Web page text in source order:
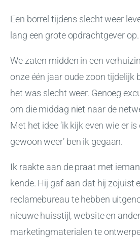
Een borrel tijdens slecht weer
lang een grote opdrachtgever op.
We zaten midden in een
onze één jaar oude zoon tijdelijk
het was slecht weer. Genoeg
om die middag niet naar de
Met het idee ‘ik kijk even wie er
gewoon weer’ ben ik gegaan.
Ik raakte aan de praat met
kende. Hij gaf aan dat hij zojuist
reclamebureau te hebben
nieuwe huisstijl, website en
marketingmaterialen te